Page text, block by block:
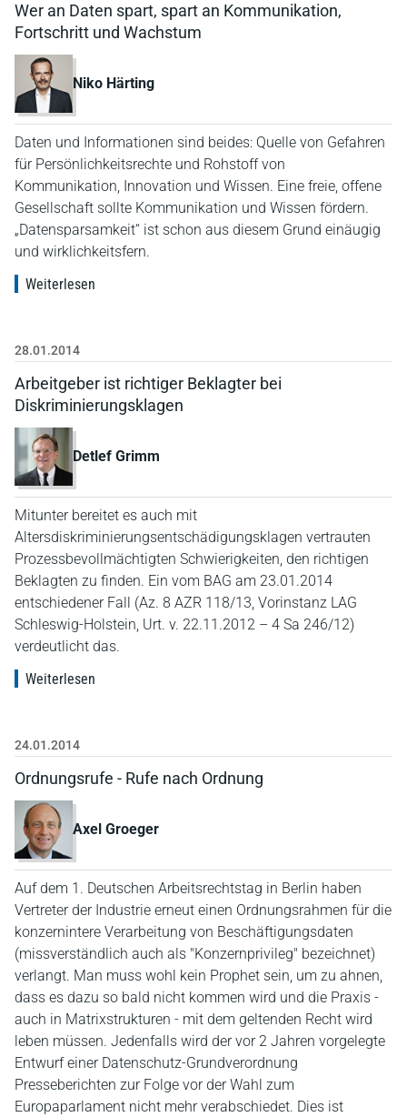
Wer an Daten spart, spart an Kommunikation,
Fortschritt und Wachstum
Niko Härting
Daten und Informationen sind beides: Quelle von Gefahren
für Persönlichkeitsrechte und Rohstoff von
Kommunikation, Innovation und Wissen. Eine freie, offene
Gesellschaft sollte Kommunikation und Wissen fördern.
„Datensparsamkeit“ ist schon aus diesem Grund einäugig
und wirklichkeitsfern.
Weiterlesen
28.01.2014
Arbeitgeber ist richtiger Beklagter bei
Diskriminierungsklagen
Detlef Grimm
Mitunter bereitet es auch mit
Altersdiskriminierungsentschädigungsklagen vertrauten
Prozessbevollmächtigten Schwierigkeiten, den richtigen
Beklagten zu finden. Ein vom BAG am 23.01.2014
entschiedener Fall (Az. 8 AZR 118/13, Vorinstanz LAG
Schleswig-Holstein, Urt. v. 22.11.2012 – 4 Sa 246/12)
verdeutlicht das.
Weiterlesen
24.01.2014
Ordnungsrufe - Rufe nach Ordnung
Axel Groeger
Auf dem 1. Deutschen Arbeitsrechtstag in Berlin haben
Vertreter der Industrie erneut einen Ordnungsrahmen für die
konzernintere Verarbeitung von Beschäftigungsdaten
(missverständlich auch als "Konzernprivileg" bezeichnet)
verlangt. Man muss wohl kein Prophet sein, um zu ahnen,
dass es dazu so bald nicht kommen wird und die Praxis -
auch in Matrixstrukturen - mit dem geltenden Recht wird
leben müssen. Jedenfalls wird der vor 2 Jahren vorgelegte
Entwurf einer Datenschutz-Grundverordnung
Presseberichten zur Folge vor der Wahl zum
Europaparlament nicht mehr verabschiedet. Dies ist